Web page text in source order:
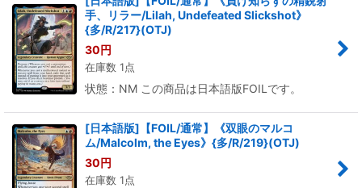
手、リラー/Lilah, Undefeated Slickshot》
{多/R/217}(OTJ)
30円
在庫数 1点
状態：NM この商品は日本語版FOILです。
[日本語版]【FOIL/通常】《双眼のマルコ
ム/Malcolm, the Eyes》{多/R/219}(OTJ)
30円
在庫数 1点